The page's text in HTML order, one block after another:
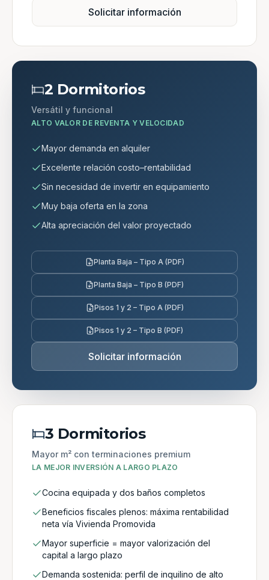
Solicitar información
2 Dormitorios
Versátil y funcional
ALTO VALOR DE REVENTA Y VELOCIDAD
Mayor demanda en alquiler
Excelente relación costo–rentabilidad
Sin necesidad de invertir en equipamiento
Muy baja oferta en la zona
Alta apreciación del valor proyectado
Planta Baja – Tipo A (PDF)
Planta Baja – Tipo B (PDF)
Pisos 1 y 2 – Tipo A (PDF)
Pisos 1 y 2 – Tipo B (PDF)
Solicitar información
3 Dormitorios
Mayor m² con terminaciones premium
LA MEJOR INVERSIÓN A LARGO PLAZO
Cocina equipada y dos baños completos
Beneficios fiscales plenos: máxima rentabilidad
neta vía Vivienda Promovida
Mayor superficie = mayor valorización del
capital a largo plazo
Demanda sostenida: perfil de inquilino de alto